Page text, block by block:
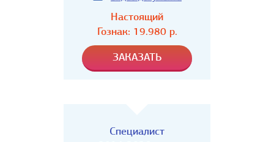
Настоящий
Гознак: 19.980р.
Специалист